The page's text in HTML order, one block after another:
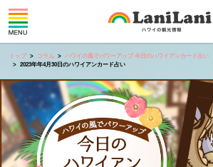
トップ コラム
ハワイの風でパワーアップ 今日のハワイアンカード占い
2023年年4月30日のハワイアンカード占い